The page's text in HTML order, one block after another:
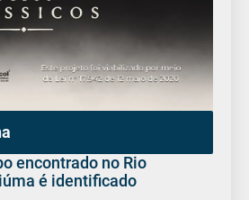
encontrado no Rio
é identificado